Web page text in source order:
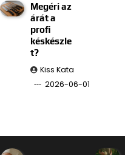
Megéri az
árát a
profi
késkészle
t?
Kiss Kata
2026-06-01